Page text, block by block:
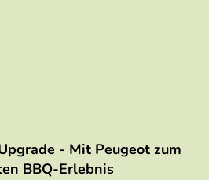
- Mit Peugeot zum
BBQ-Erlebnis